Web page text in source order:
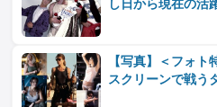
し日から現在の活
【写真】＜フォト
スクリーンで戦う